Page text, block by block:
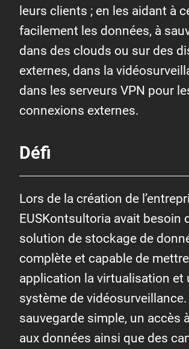
leurs clients ; en les aidant à
facilement les données, à
dans des clouds ou sur des
externes, dans la
dans les serveurs VPN pour
connexions externes.
Défi
Lors de la création de
EUSKontsultoria avait besoin
solution de stockage de
complète et capable de
application la virtualisation et
système de
sauvegarde simple, un accès
aux données ainsi que des